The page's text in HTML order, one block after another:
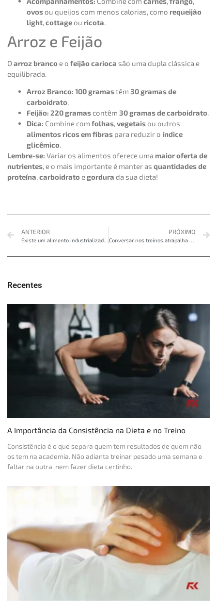
ovos ou queijos com menos calorias, como requeijão
light,cottage ou ricota.
Arroz e Feijão
O arroz branco e o feijão carioca são uma dupla clássica e
equilibrada.
Arroz Branco: 100 gramastêm 30 gramas de
carboidrato.
Feijão: 220 gramas contêm 30 gramas de carboidrato.
Dica: Combine com folhas,vegetais ou outros
alimentos ricos em fibras para reduzir o índice
glicêmico.
Lembre-se: Variar os alimentos oferece uma maior oferta de
nutrientes, e o mais importante é manter as quantidades de
proteína,carboidrato egordura da sua dieta!
ANTERIOR
Existe um alimento industrializado bom?
PRÓXIMO
Conversar nos treinos atrapalha os resultados?
Recentes
A Importância da Consistência na Dieta e no Treino
Consistência é o que separa quem tem resultados de quem não
os tem na academia. Não adianta treinar pesado uma semana e
faltar na outra, nem fazer dieta certinho.